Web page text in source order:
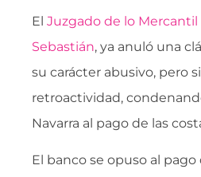
El Juzgado de lo
Sebastián, ya anuló una
su carácter abusivo, pero
retroactividad,
Navarra al pago de las
El banco se opuso al pago